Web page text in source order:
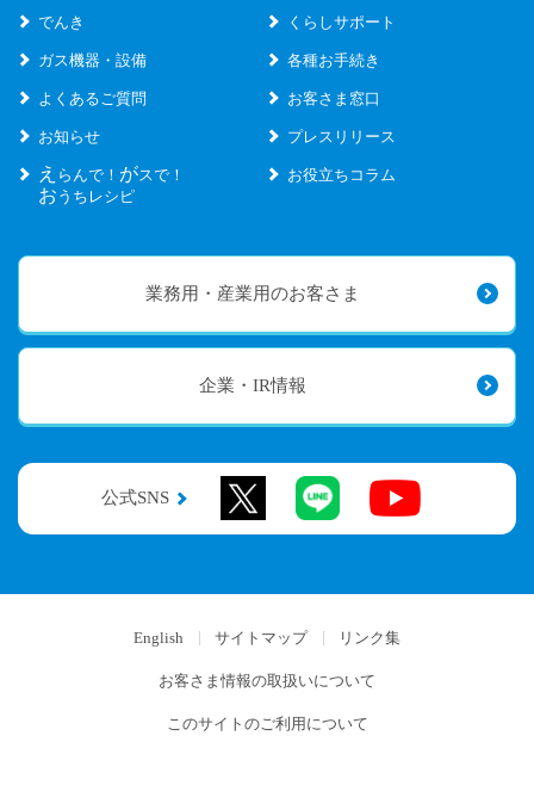
でんき くらしサポート
ガス機器・設備 各種お手続き
よくあるご質問 お客さま窓口
お知らせ プレスリリース
え らんで！ がスで！
お うちレシピ
お役立ちコラム
業務用・産業用のお客さま
企業・IR情報
公式SNS
English サイトマップ リンク集
お客さま情報の取扱いについて
このサイトのご利用について